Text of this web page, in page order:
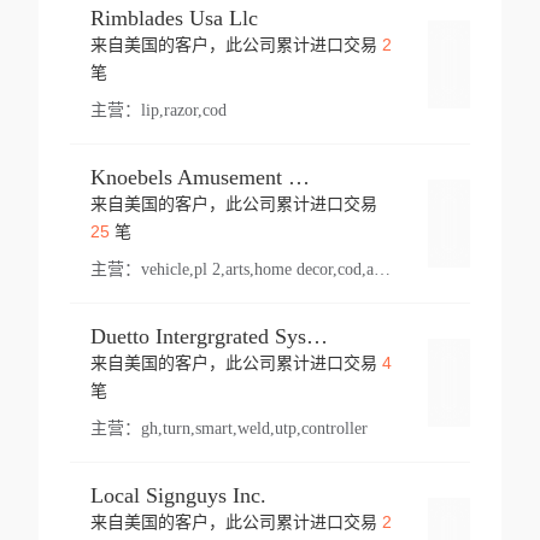
Rimblades Usa Llc
来自美国的客户，此公司累计进口交易 2
笔
主营： lip,razor,cod
Knoebels Amusement Resort
来自美国的客户，此公司累计进口交易
25笔
主营： vehicle,pl 2,arts,home decor,cod,amusement ride,sea
Duetto Intergrgrated Systems Inc.
来自美国的客户，此公司累计进口交易 4
笔
主营： gh,turn,smart,weld,utp,controller
Local Signguys Inc.
来自美国的客户，此公司累计进口交易 2